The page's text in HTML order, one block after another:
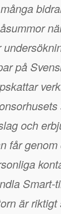
på
och
får genom
Smart-
är